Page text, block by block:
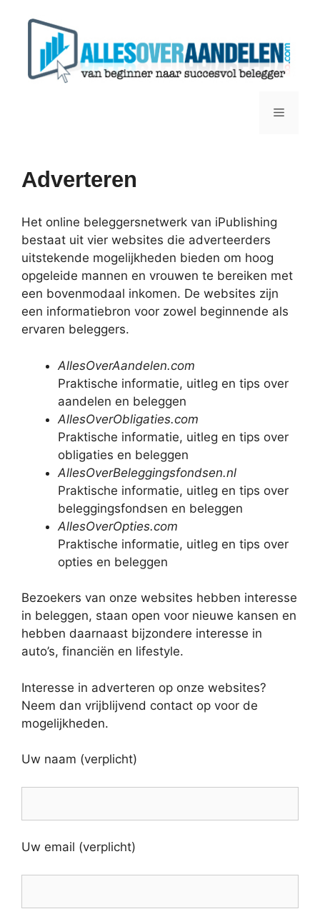
Menu
Adverteren
Het online beleggersnetwerk van iPublishing
bestaat uit vier websites die adverteerders
uitstekende mogelijkheden bieden om hoog
opgeleide mannen en vrouwen te bereiken met
een bovenmodaal inkomen. De websites zijn
een informatiebron voor zowel beginnende als
ervaren beleggers.
AllesOverAandelen.com
Praktische informatie, uitleg en tips over
aandelen en beleggen
AllesOverObligaties.com
Praktische informatie, uitleg en tips over
obligaties en beleggen
AllesOverBeleggingsfondsen.nl
Praktische informatie, uitleg en tips over
beleggingsfondsen en beleggen
AllesOverOpties.com
Praktische informatie, uitleg en tips over
opties en beleggen
Bezoekers van onze websites hebben interesse
in beleggen, staan open voor nieuwe kansen en
hebben daarnaast bijzondere interesse in
auto’s, financiën en lifestyle.
Interesse in adverteren op onze websites?
Neem dan vrijblijvend contact op voor de
mogelijkheden.
Uw naam (verplicht)
Uw email (verplicht)